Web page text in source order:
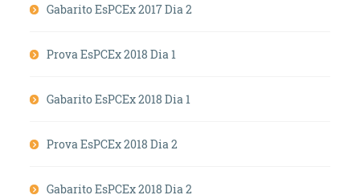
Gabarito EsPCEx 2017 Dia 2
Prova EsPCEx 2018 Dia 1
Gabarito EsPCEx 2018 Dia 1
Prova EsPCEx 2018 Dia 2
Gabarito EsPCEx 2018 Dia 2